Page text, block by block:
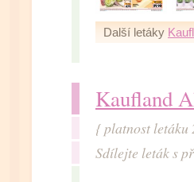
Další letáky
Kaufland
{ platnost letáku
Sdílejte leták s